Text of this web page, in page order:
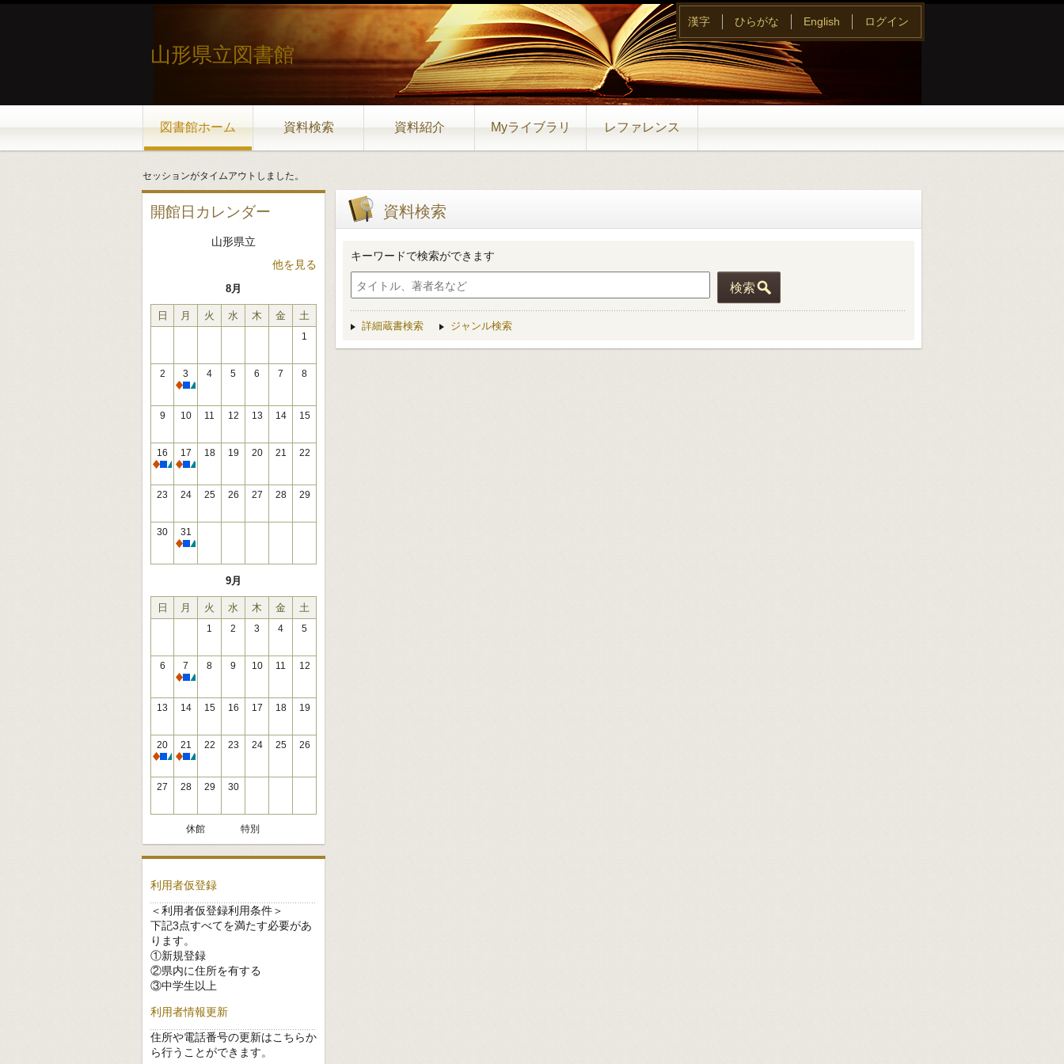
山形県立図書館
図書館ホーム 資料検索 資料紹介 Myライブラリ レファレンス
漢字 ひらがな English ログイン
セッションがタイムアウトしました。
開館日カレンダー
山形県立
他を見る
8月
日 月 火 水 木 金 土
1
2
3
休館
4 5 6 7 8
9 10 11 12 13 14 15
16
休館
17
休館
18 19 20 21 22
23 24 25 26 27 28 29
30
31
休館
9月
日 月 火 水 木 金 土
1 2 3 4 5
6
7
休館
8 9 10 11 12
13 14 15 16 17 18 19
20
休館
21
休館
22 23 24 25 26
27 28 29 30
休館 特別
利用者仮登録
＜利用者仮登録利用条件＞
下記3点すべてを満たす必要があ
ります。
①新規登録
②県内に住所を有する
③中学生以上
利用者情報更新
住所や電話番号の更新はこちらか
ら行うことができます。
資料検索
キーワードで検索ができます
検索
詳細蔵書検索 ジャンル検索